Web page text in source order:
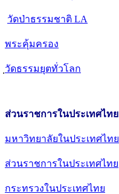
วัดป่าธรรมชาติ LA
พระคุ้มครอง
วัดธรรมยุตทั่วโลก
ส่วนราชการในประเทศไทย
มหาวิทยาลัยในประเทศไทย
ส่วนราชการในประเทศไทย
กระทรวงในประเทศไทย